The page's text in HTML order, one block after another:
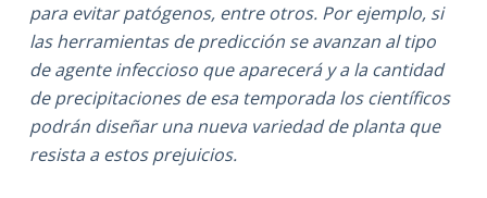
para evitar patógenos, entre otros. Por ejemplo, si
las herramientas de predicción se avanzan al tipo
de agente infeccioso que aparecerá y a la cantidad
de precipitaciones de esa temporada los científicos
podrán diseñar una nueva variedad de planta que
resista a estos prejuicios.